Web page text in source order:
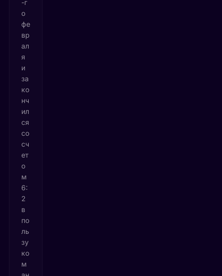
-г
о
фе
вр
ал
я
и
за
ко
нч
ил
ся
со
сч
ет
о
м
6:
2
в
по
ль
зу
ко
м